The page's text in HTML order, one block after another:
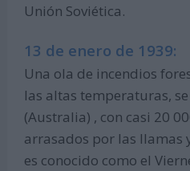
Unión Soviética.
13 de enero de 1939:
Una ola de incendios
las altas temperaturas,
(Australia) , con casi 20
arrasados por las llamas
es conocido como el